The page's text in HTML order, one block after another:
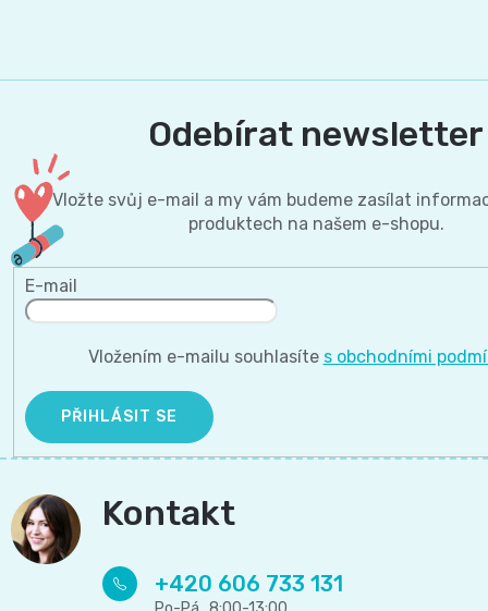
Odebírat newsletter
Vložte svůj e-mail a my vám budeme zasílat
produktech na našem e-shopu.
E-mail
Vložením e-mailu souhlasíte s obchodními
PŘIHLÁSIT SE
Kontakt
+420 606 733 131